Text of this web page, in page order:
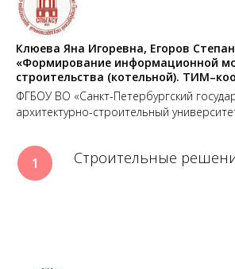
Клюева Яна Игоревна, Егоров
«Формирование информационной
строительства (котельной).
ФГБОУ ВО «Санкт-Петербургский
архитектурно-строительный
Строительные